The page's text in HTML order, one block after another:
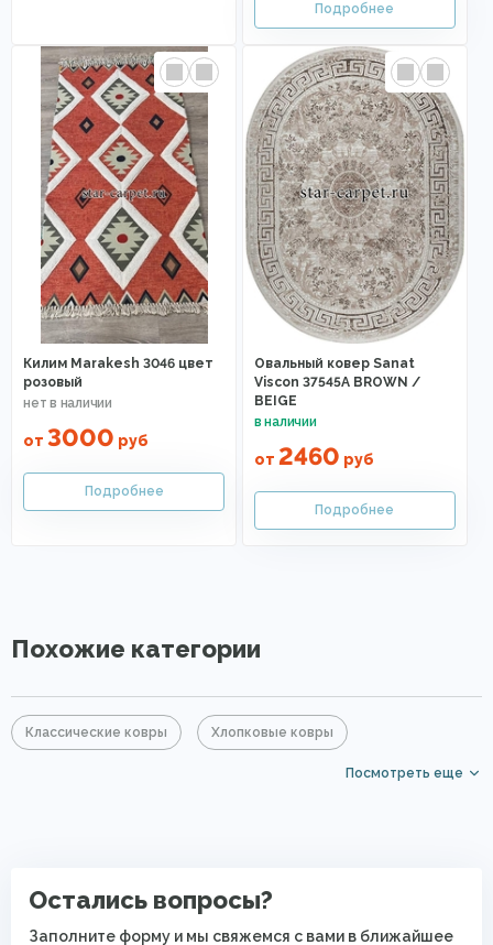
Килим Marakesh 3046 цвет
розовый
от 3000 руб
Овальный ковер Sanat
Viscon 37545A BROWN /
BEIGE
от 2460 руб
Похожие категории
Классические ковры Хлопковые ковры
Посмотреть еще
Остались вопросы?
Заполните форму и мы свяжемся с вами в ближайшее